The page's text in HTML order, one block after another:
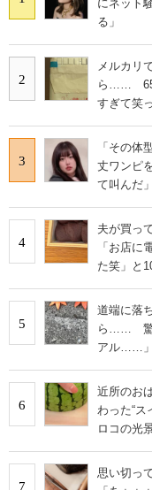
にネット
る」
2
メルカリ
ら…… 650
すぎて笑
3
「その体
丈ワンピ
て叫んだ
4
夫が買っ
「お店に
た笑」と
5
道端に落
ら…… 驚
アル……」
6
近所のお
わった“
ロコの光
7
思い切っ